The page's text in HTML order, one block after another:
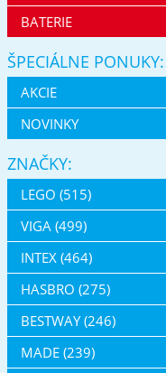
BATERIE
ŠPECIÁLNE PONUKY:
AKCIE
NOVINKY
ZNAČKY:
LEGO (515)
VIGA (499)
INTEX (464)
HASBRO (275)
BESTWAY (246)
MADE (239)